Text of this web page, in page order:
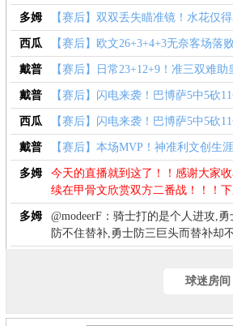
多姆 【赛后】双双丢失瞄准镜！水花仅
西瓜 【赛后】欧文26+3+4+3无奈客场落败
戴普 【赛后】日常23+12+9！准三双难助
戴普 【赛后】闪电来袭！巴博萨5中5砍
西瓜 【赛后】闪电来袭！巴博萨5中5砍
戴普 【赛后】本场MVP！神准利文创生
多姆
今天的直播就到这了！！感谢大家
续在甲骨文欣赏双方二番战！！！
多姆
@modeerF：骑士打的是个人进攻,
防不住替补,勇士防三巨头而替补却
球也不冤!下场希望骑士替补们也能
球迷房间